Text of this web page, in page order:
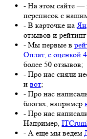
- На этом сайте
переписок с
- В карточке на
отзывов и
- Мы первые в
Оплат, с оценкой
более 50 отзывов;
- Про нас сняли
и вот;
- Про нас
блогах, например
- Про нас
Например,
- А еще мы ведем